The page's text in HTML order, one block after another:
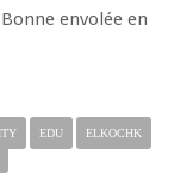
envolée en
EDU
ELKOCHK